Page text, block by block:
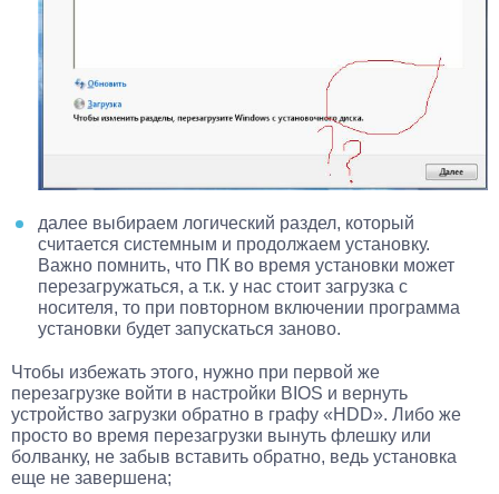
далее выбираем логический раздел, который
считается системным и продолжаем установку.
Важно помнить, что ПК во время установки может
перезагружаться, а т.к. у нас стоит загрузка с
носителя, то при повторном включении программа
установки будет запускаться заново.
Чтобы избежать этого, нужно при первой же
перезагрузке войти в настройки BIOS и вернуть
устройство загрузки обратно в графу «HDD». Либо же
просто во время перезагрузки вынуть флешку или
болванку, не забыв вставить обратно, ведь установка
еще не завершена;